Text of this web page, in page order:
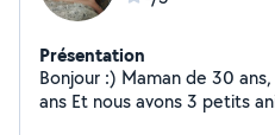
Présentation
Bonjour :) Maman de 30 ans, solo d'une petite de 10
ans Et nous avons 3 petits